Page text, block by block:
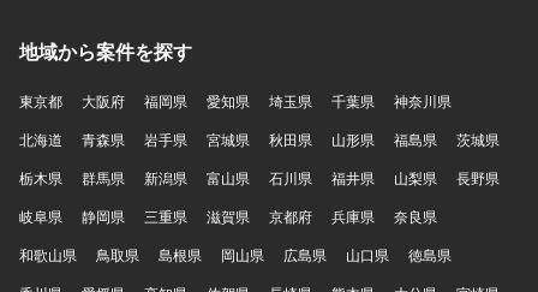
地域から案件を探す
東京都 大阪府 福岡県 愛知県 埼玉県 千葉県
神奈川県
北海道
青森県 岩手県 宮城県 秋田県 山形県 福島県
茨城県
栃木県
群馬県 新潟県 富山県 石川県 福井県 山梨県
長野県
岐阜県
静岡県 三重県 滋賀県 京都府 兵庫県
奈良県
和歌山県
鳥取県 島根県 岡山県 広島県 山口県
徳島県